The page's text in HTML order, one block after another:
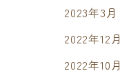
2023年3月
2022年12月
2022年10月